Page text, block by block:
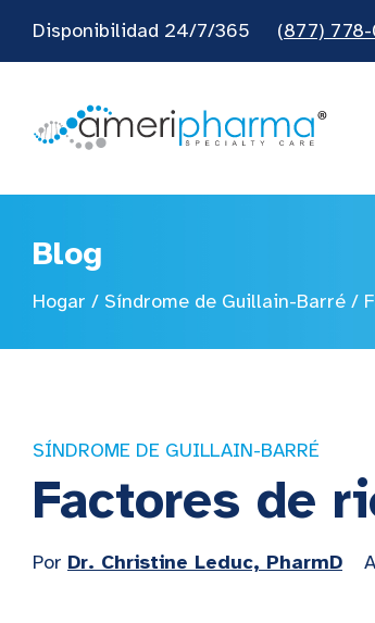
Disponibilidad 24/7/365 (877) 778-
Blog
Hogar / Síndrome de Guillain-Barré /
SÍNDROME DE GUILLAIN-BARRÉ
Factores de
Por Dr. Christine Leduc, PharmD